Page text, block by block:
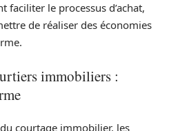
faciliter le processus d’achat,
de réaliser des économies
immobiliers :
courtage immobilier, les